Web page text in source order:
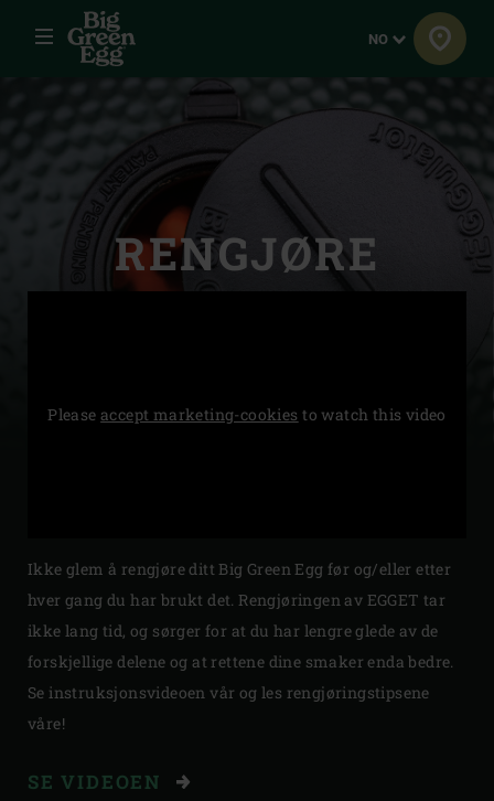
Meny Språk
NO
RENGJØRE
Pleaseaccept marketing-cookies to watch this video
Ikke glem å rengjøre ditt Big Green Egg før og/eller etter
hver gang du har brukt det. Rengjøringen av EGGET tar
ikke lang tid, og sørger for at du har lengre glede av de
forskjellige delene og at rettene dine smaker enda bedre.
Se instruksjonsvideoen vår og les rengjøringstipsene
våre!
SE VIDEOEN